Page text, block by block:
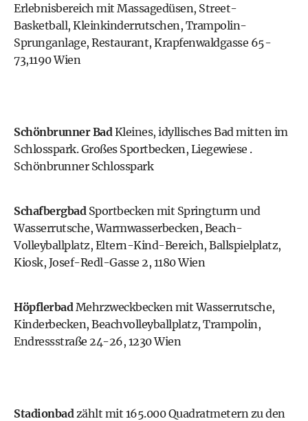
Erlebnisbereich mit Massagedüsen, Street-
Basketball, Kleinkinderrutschen, Trampolin-
Sprunganlage, Restaurant, Krapfenwaldgasse 65-
73,1190 Wien
Schönbrunner Bad Kleines, idyllisches Bad mitten im
Schlosspark. Großes Sportbecken, Liegewiese .
Schönbrunner Schlosspark
Schafbergbad Sportbecken mit Springturm und
Wasserrutsche, Warmwasserbecken, Beach-
Volleyballplatz, Eltern-Kind-Bereich, Ballspielplatz,
Kiosk, Josef-Redl-Gasse 2, 1180 Wien
Höpflerbad Mehrzweckbecken mit Wasserrutsche,
Kinderbecken, Beachvolleyballplatz, Trampolin,
Endressstraße 24-26, 1230 Wien
Stadionbad zählt mit 165.000 Quadratmetern zu den